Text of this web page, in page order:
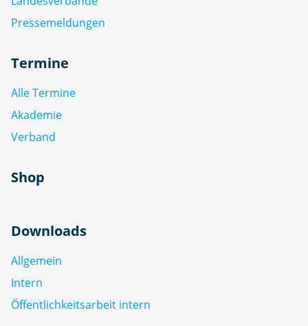
Pressemeldungen
Termine
Alle Termine
Akademie
Verband
Shop
Downloads
Allgemein
Intern
Öffentlichkeitsarbeit intern